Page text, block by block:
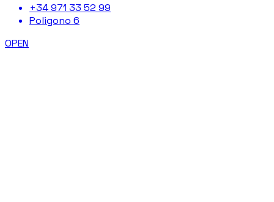
+34 971 33 52 99
Poligono 6
OPEN